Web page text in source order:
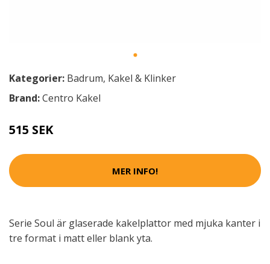
Kategorier: Badrum, Kakel & Klinker
Brand:Centro Kakel
515 SEK
MER INFO!
Serie Soul är glaserade kakelplattor med mjuka kanter i
tre format i matt eller blank yta.